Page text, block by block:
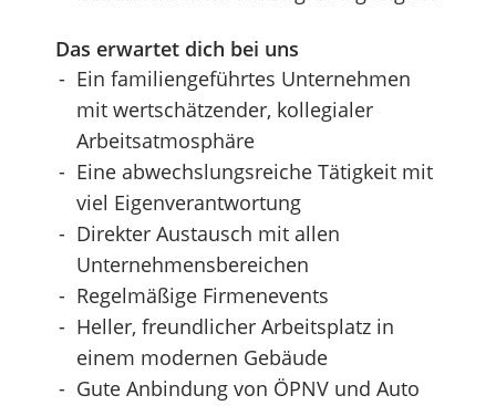
Das erwartet dich bei uns
Ein familiengeführtes Unternehmen
mit wertschätzender, kollegialer
Arbeitsatmosphäre
Eine abwechslungsreiche Tätigkeit mit
viel Eigenverantwortung
Direkter Austausch mit allen
Unternehmensbereichen
Regelmäßige Firmenevents
Heller, freundlicher Arbeitsplatz in
einem modernen Gebäude
Gute Anbindung von ÖPNV und Auto